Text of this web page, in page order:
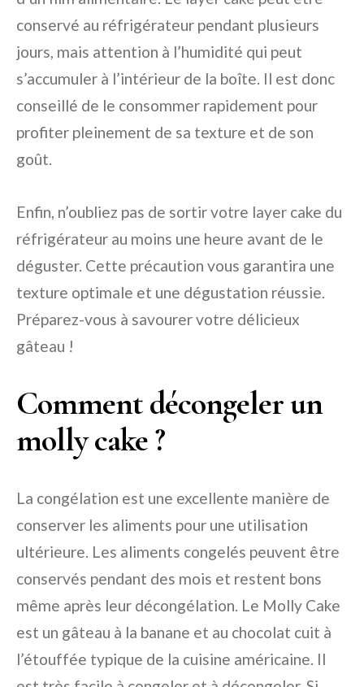
conservé au réfrigérateur pendant plusieurs
jours, mais attention à l’humidité qui peut
s’accumuler à l’intérieur de la boîte. Il est donc
conseillé de le consommer rapidement pour
profiter pleinement de sa texture et de son
goût.
Enfin, n’oubliez pas de sortir votre layer cake du
réfrigérateur au moins une heure avant de le
déguster. Cette précaution vous garantira une
texture optimale et une dégustation réussie.
Préparez-vous à savourer votre délicieux
gâteau !
Comment décongeler un
molly cake ?
La congélation est une excellente manière de
conserver les aliments pour une utilisation
ultérieure. Les aliments congelés peuvent être
conservés pendant des mois et restent bons
même après leur décongélation. Le Molly Cake
est un gâteau à la banane et au chocolat cuit à
l’étouffée typique de la cuisine américaine. Il